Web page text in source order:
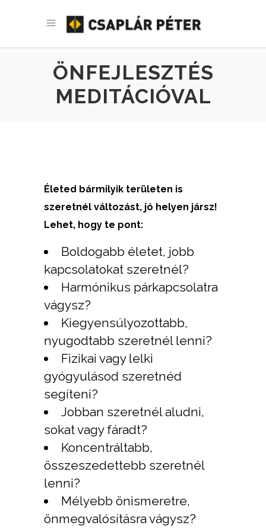
ÖNFEJLESZTÉS
MEDITÁCIÓVAL
Életed bármilyik területen is
szeretnél változást, jó helyen jársz!
Lehet, hogy te pont:
Boldogabb életet, jobb
kapcsolatokat szeretnél?
Harmónikus párkapcsolatra
vágysz?
Kiegyensúlyozottabb,
nyugodtabb szeretnél lenni?
Fizikai vagy lelki
gyógyulásod szeretnéd
segíteni?
Jobban szeretnél aludni,
sokat vagy fáradt?
Koncentráltabb,
összeszedettebb szeretnél
lenni?
Mélyebb önismeretre,
önmegvalósításra vágysz?